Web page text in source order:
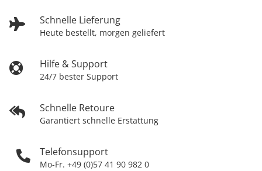
Schnelle Lieferung
Heute bestellt, morgen geliefert
Hilfe & Support
24/7 bester Support
Schnelle Retoure
Garantiert schnelle Erstattung
Telefonsupport
Mo-Fr. +49 (0)57 41 90 982 0